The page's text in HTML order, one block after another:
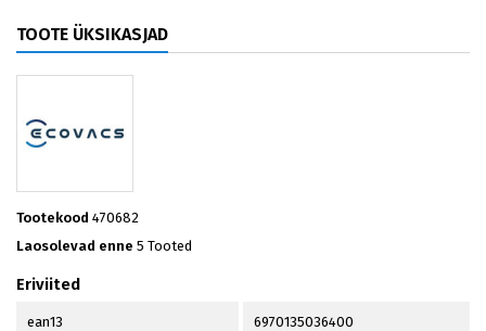
TOOTE ÜKSIKASJAD
Tootekood 470682
Laosolevad enne 5 Tooted
Eriviited
ean13 6970135036400